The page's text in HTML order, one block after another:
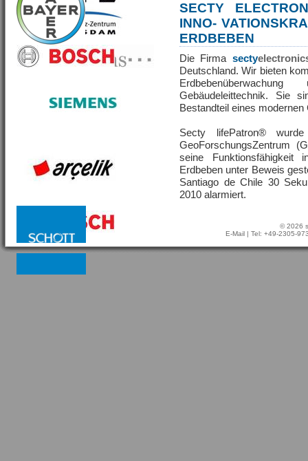
SECTY
INNO-
ERDBEBEN
Die Firma secty
Deutschland. Wir bieten
Gebäudeleittechnik. Sie
Bestandteil eines
Secty lifePatron®
GeoForschungsZentrum
seine Funktionsfähigkeit
Erdbeben unter Beweis
Santiago de Chile 30
2010 alarmiert.
© 2026
E-Mail | Tel: +49-2305-